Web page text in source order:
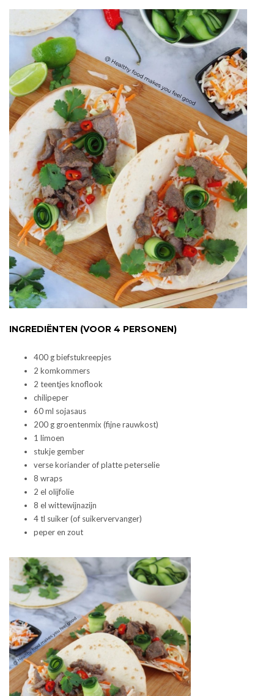
INGREDIËNTEN (VOOR 4 PERSONEN)
400 g biefstukreepjes
2 komkommers
2 teentjes knoflook
chilipeper
60 ml sojasaus
200 g groentenmix (fijne rauwkost)
1 limoen
stukje gember
verse koriander of platte peterselie
8 wraps
2 el olijfolie
8 el wittewijnazijn
4 tl suiker (of suikervervanger)
peper en zout